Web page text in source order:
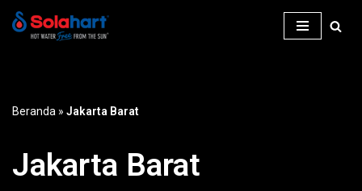
Beranda » Jakarta Barat
Jakarta Barat